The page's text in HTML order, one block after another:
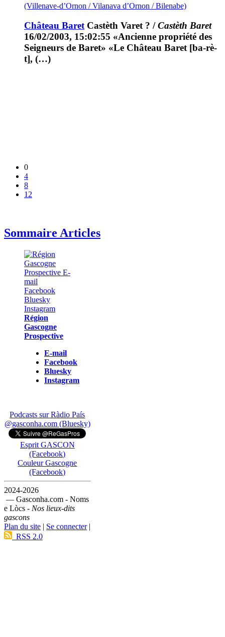
(Villenave-d’Ornon / Vilanava d’Ornon / Bilenabe)
Château Baret Castèth Varet ? /Castèth Baret
16/02/2003, 15:02:55 «Ancienne propriété des
Seigneurs de Baret» «Le Château Baret [ba-rè-
t], (…)
0
4
8
12
Sommaire Articles
Région
Gascogne
Prospective
E-mail
Facebook
Bluesky
Instagram
Podcasts sur Ràdio País
@gasconha.com (Bluesky)
Esprit GASCON
(Facebook)
Couleur Gascogne
(Facebook)
2024-2026
— Gasconha.com - Noms
e Lòcs - Nos lieux-dits
gascons
Plan du site | Se connecter|
RSS 2.0